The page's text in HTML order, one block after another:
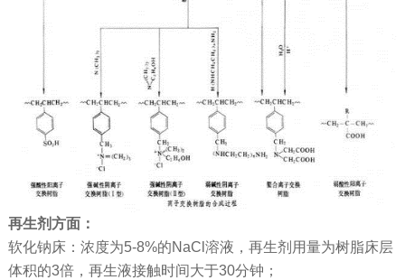
再生剂方面：
软化钠床：浓度为5-8%的NaCl溶液，再生剂用量为树脂床层
体积的3倍，再生液接触时间大于30分钟；